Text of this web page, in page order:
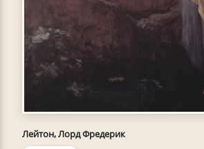
Лейтон, Лорд Фредерик